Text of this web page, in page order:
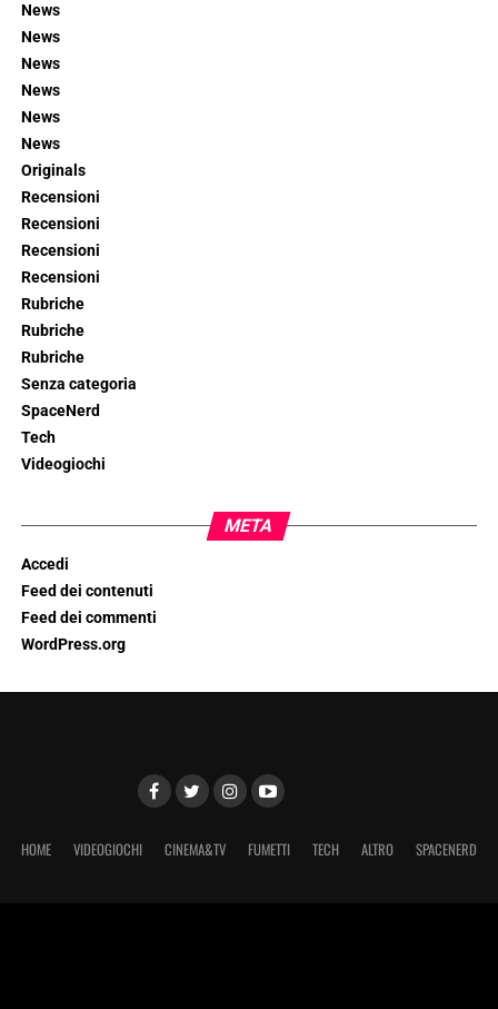
News
News
News
News
News
News
Originals
Recensioni
Recensioni
Recensioni
Recensioni
Rubriche
Rubriche
Rubriche
Senza categoria
SpaceNerd
Tech
Videogiochi
META
Accedi
Feed dei contenuti
Feed dei commenti
WordPress.org
HOME VIDEOGIOCHI CINEMA&TV FUMETTI TECH ALTRO SPACENERD